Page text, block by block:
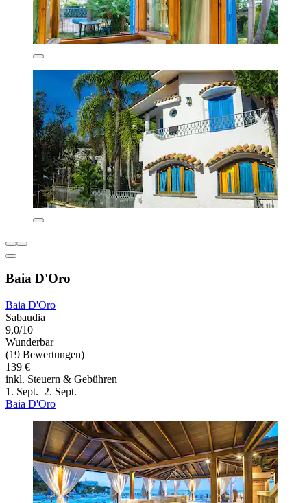
Baia D'Oro
Baia D'Oro
Sabaudia
9,0/10
Wunderbar
(19 Bewertungen)
139 €
inkl. Steuern & Gebühren
1. Sept.–2. Sept.
Baia D'Oro